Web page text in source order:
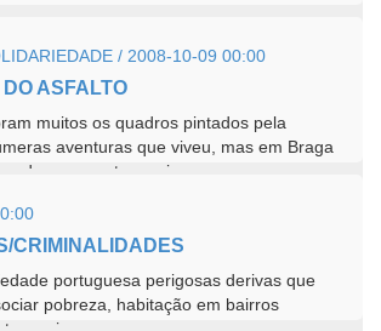
/ 2008-10-09 00:00
ASFALTO
muitos os quadros pintados pela
aventuras que viveu, mas em Braga
dos momentos mais...
CRIMINALIDADES
portuguesa perigosas derivas que
pobreza, habitação em bairros